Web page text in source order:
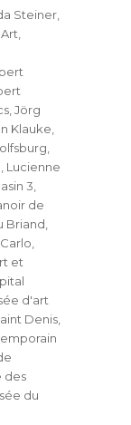
Steiner
,Jörg
Klauke
Lucienne
3
de
Briand
et
d'art
Denis
des
du